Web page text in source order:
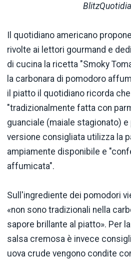
Il quotidiano americano
rivolte ai lettori gourmand e
di cucina la ricetta "Smoky
la carbonara di pomodoro
il piatto il quotidiano ricorda
"tradizionalmente fatta con
guanciale (maiale stagionato) e
versione consigliata utilizza la
ampiamente disponibile e
affumicata".
Sull'ingrediente dei pomodori
«non sono tradizionali nella
sapore brillante al piatto». Per
salsa cremosa è invece
uova crude vengono condite